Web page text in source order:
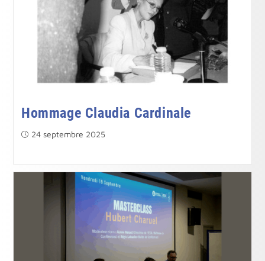
Hommage Claudia Cardinale
Publication
24 septembre 2025